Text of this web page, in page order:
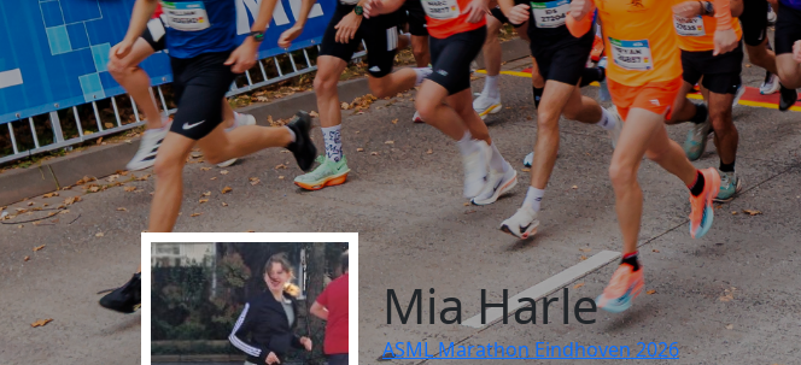
Mia Harle
ASML Marathon Eindhoven 2026